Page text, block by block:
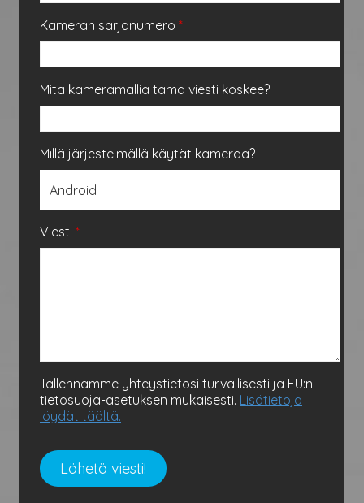
Kameran sarjanumero *
Mitä kameramallia tämä viesti koskee?
Millä järjestelmällä käytät kameraa?
Viesti *
Tallennamme yhteystietosi turvallisesti ja EU:n
tietosuoja-asetuksen mukaisesti. Lisätietoja
löydät täältä.